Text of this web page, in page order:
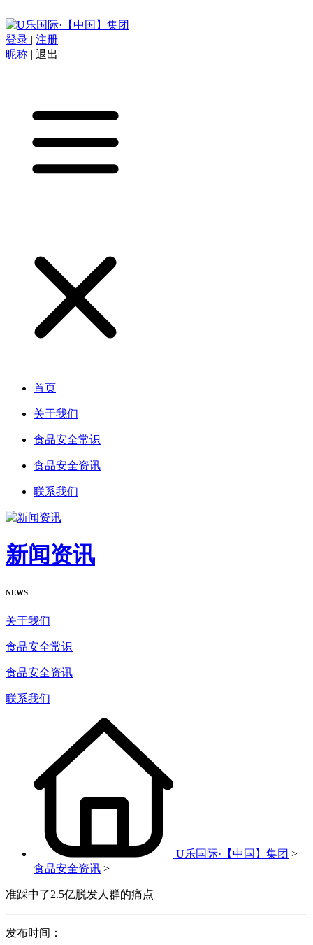
登录 | 注册
昵称 | 退出
首页
关于我们
食品安全常识
食品安全资讯
联系我们
新闻资讯
NEWS
关于我们
食品安全常识
食品安全资讯
联系我们
U乐国际·【中国】集团 >
食品安全资讯 >
准踩中了2.5亿脱发人群的痛点
发布时间：